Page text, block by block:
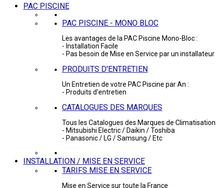
PAC PISCINE
PAC PISCINE - MONO BLOC
Les avantages de la PAC Piscine Mono-Bloc :
- Installation Facile
- Pas besoin de Mise en Service par un installateur
PRODUITS D'ENTRETIEN
Un Entretien de votre PAC Piscine par An :
- Produits d'entretien
CATALOGUES DES MARQUES
Tous les Catalogues des Marques de Climatisation
- Mitsubishi Electric / Daikin / Toshiba
- Panasonic / LG / Samsung / Etc
INSTALLATION / MISE EN SERVICE
TARIFS MISE EN SERVICE
Mise en Service sur toute la France